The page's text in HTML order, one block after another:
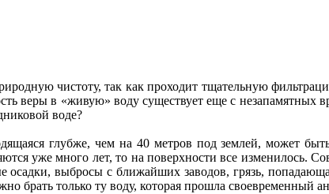
чистоту, так как проходит тщательную
веры в «живую» воду существует еще с незапамятных
воде?
глубже, чем на 40 метров под землей, может
уже много лет, то на поверхности все изменилось.
осадки, выбросы с ближайших заводов, грязь,
брать только ту воду, которая прошла своевременный